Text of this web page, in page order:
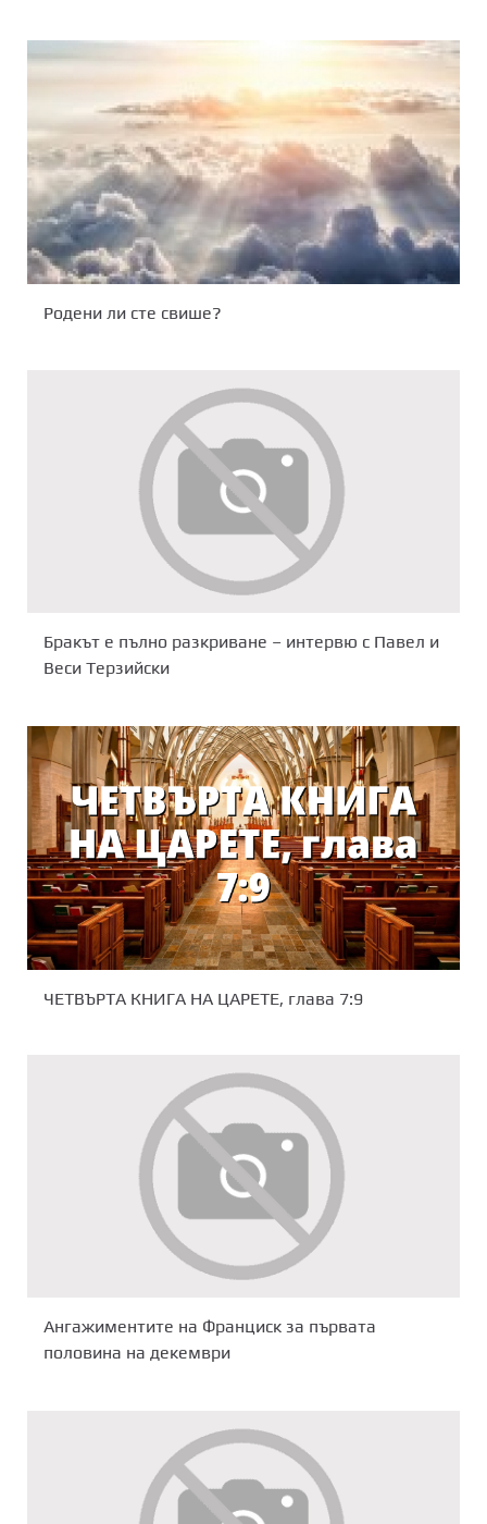
Родени ли сте свише?
Бракът е пълно разкриване – интервю с Павел и
Веси Терзийски
ЧЕТВЪРТА КНИГА НА ЦАРЕТЕ, глава 7:9
Ангажиментите на Франциск за първата
половина на декември